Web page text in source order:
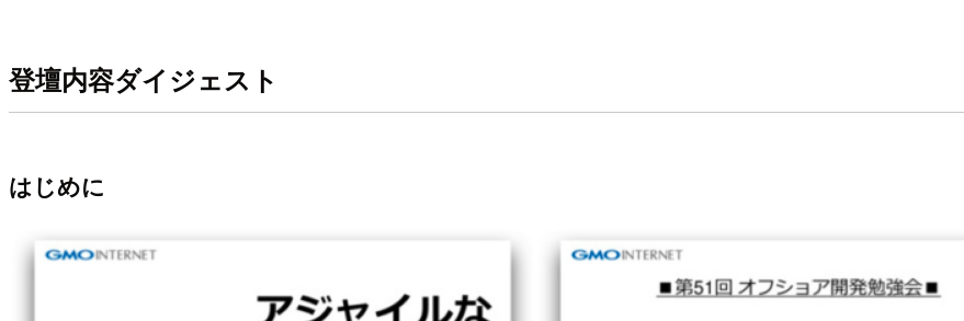
登壇内容ダイジェスト
はじめに